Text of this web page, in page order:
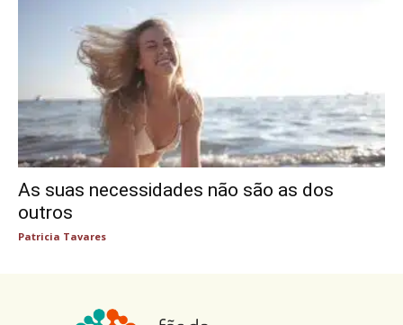
As suas necessidades não são as dos
outros
Patricia Tavares